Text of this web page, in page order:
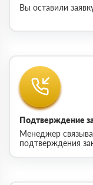
Вы оставили
Подтверждение
Менеджер
подтверждения